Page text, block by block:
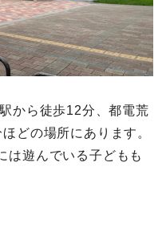
から徒歩12分、都電荒
どの場所にあります。
は遊んでいる子どもも